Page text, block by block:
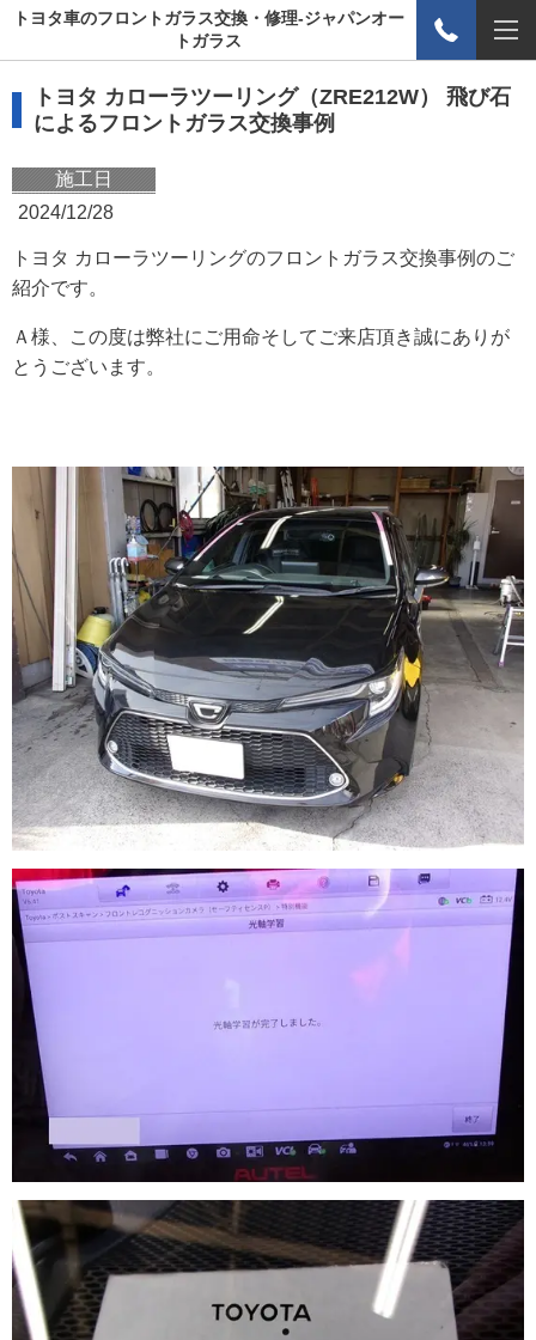
トヨタ車のフロントガラス交換・修理-ジャパンオー
トガラス
トヨタ カローラツーリング（ZRE212W） 飛び石
によるフロントガラス交換事例
施工日
2024/12/28
トヨタ カローラツーリングのフロントガラス交換事例のご
紹介です。
Ａ様、この度は弊社にご用命そしてご来店頂き誠にありが
とうございます。